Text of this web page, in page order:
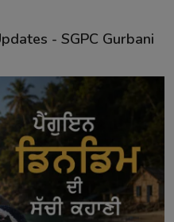
- SGPC Gurbani